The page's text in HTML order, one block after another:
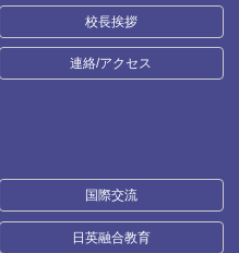
校長挨拶
連絡/アクセス
国際交流
日英融合教育